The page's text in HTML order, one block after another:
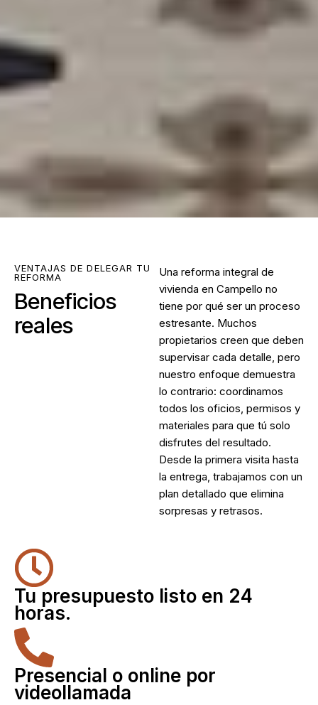
VENTAJAS DE DELEGAR TU
REFORMA
Beneficios
reales
Una reforma integral de
vivienda en Campello no
tiene por qué ser un proceso
estresante. Muchos
propietarios creen que deben
supervisar cada detalle, pero
nuestro enfoque demuestra
lo contrario: coordinamos
todos los oficios, permisos y
materiales para que tú solo
disfrutes del resultado.
Desde la primera visita hasta
la entrega, trabajamos con un
plan detallado que elimina
sorpresas y retrasos.
Tu presupuesto listo en 24
horas.
Presencial o online por
videollamada